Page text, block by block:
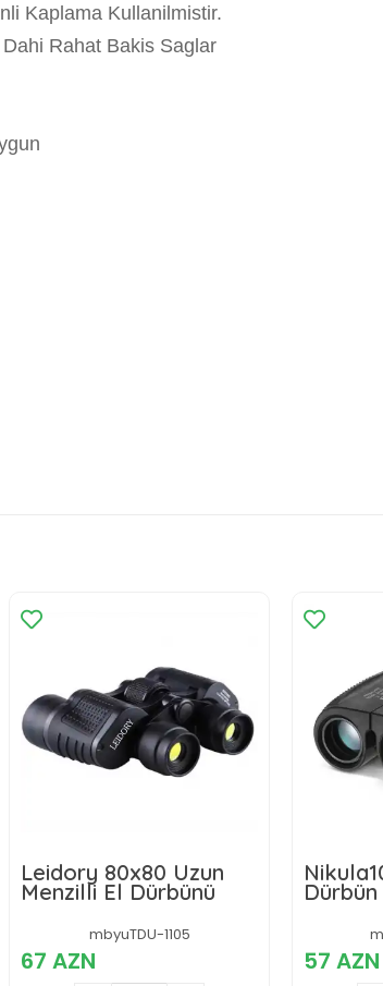
Kaplama Kullanilmistir.
Rahat Bakis Saglar
Leidory 80x80 Uzun
Menzilli El Dürbünü
mbyuTDU-1105
67 AZN
Açık
Cep
Hediye
57 AZN